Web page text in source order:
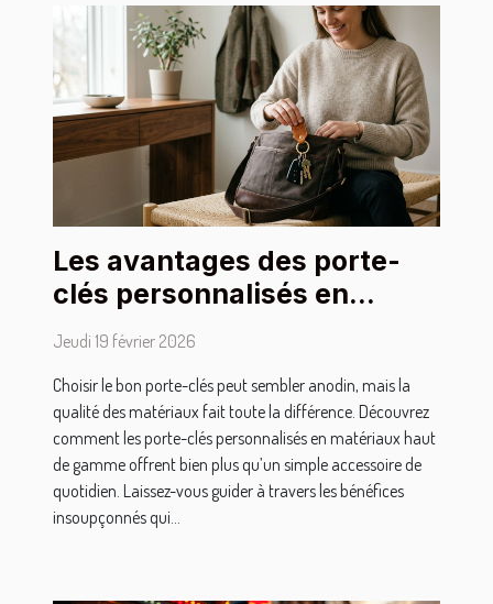
Les avantages des porte-
clés personnalisés en
matériaux de haute qualité
Jeudi 19 février 2026
Choisir le bon porte-clés peut sembler anodin, mais la
qualité des matériaux fait toute la différence. Découvrez
comment les porte-clés personnalisés en matériaux haut
de gamme offrent bien plus qu’un simple accessoire de
quotidien. Laissez-vous guider à travers les bénéfices
insoupçonnés qui...